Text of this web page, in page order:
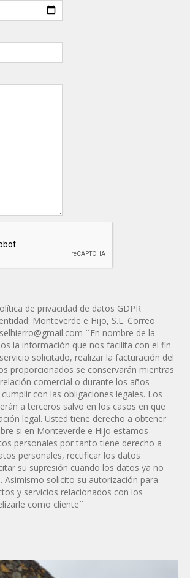
de privacidad de datos GDPR
Monteverde e Hijo, S.L. Correo
¨En nombre de la
la información que nos facilita con el fin
solicitado, realizar la facturación del
proporcionados se conservarán mientras
comercial o durante los años
con las obligaciones legales. Los
a terceros salvo en los casos en que
legal. Usted tiene derecho a obtener
si en Monteverde e Hijo estamos
personales por tanto tiene derecho a
personales, rectificar los datos
su supresión cuando los datos ya no
Asimismo solicito su autorización para
y servicios relacionados con los
como cliente¨